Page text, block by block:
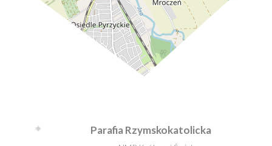
Parafia Rzymskokatolicka